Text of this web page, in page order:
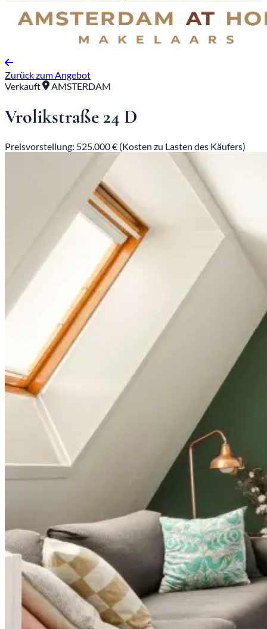
Zurück zum Angebot
Verkauft
AMSTERDAM
Vrolikstraße 24 D
Preisvorstellung: 525.000 € (Kosten zu Lasten des Käufers)